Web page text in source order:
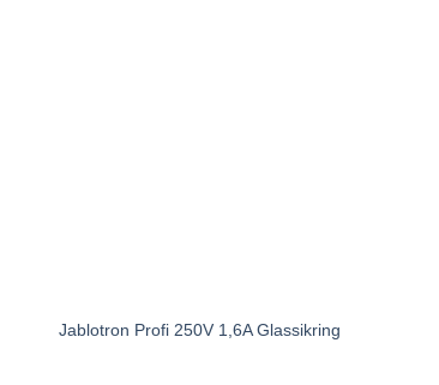
Jablotron Profi 250V 1,6A Glassikring